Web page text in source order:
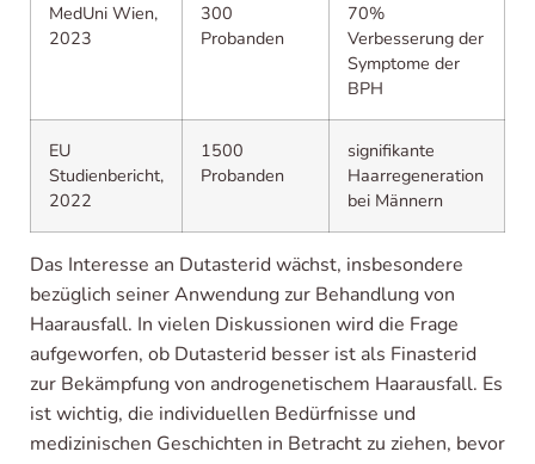
MedUni Wien,
2023
300
Probanden
70%
Verbesserung der
Symptome der
BPH
EU
Studienbericht,
2022
1500
Probanden
signifikante
Haarregeneration
bei Männern
Das Interesse an Dutasterid wächst, insbesondere
bezüglich seiner Anwendung zur Behandlung von
Haarausfall. In vielen Diskussionen wird die Frage
aufgeworfen, ob Dutasterid besser ist als Finasterid
zur Bekämpfung von androgenetischem Haarausfall. Es
ist wichtig, die individuellen Bedürfnisse und
medizinischen Geschichten in Betracht zu ziehen, bevor